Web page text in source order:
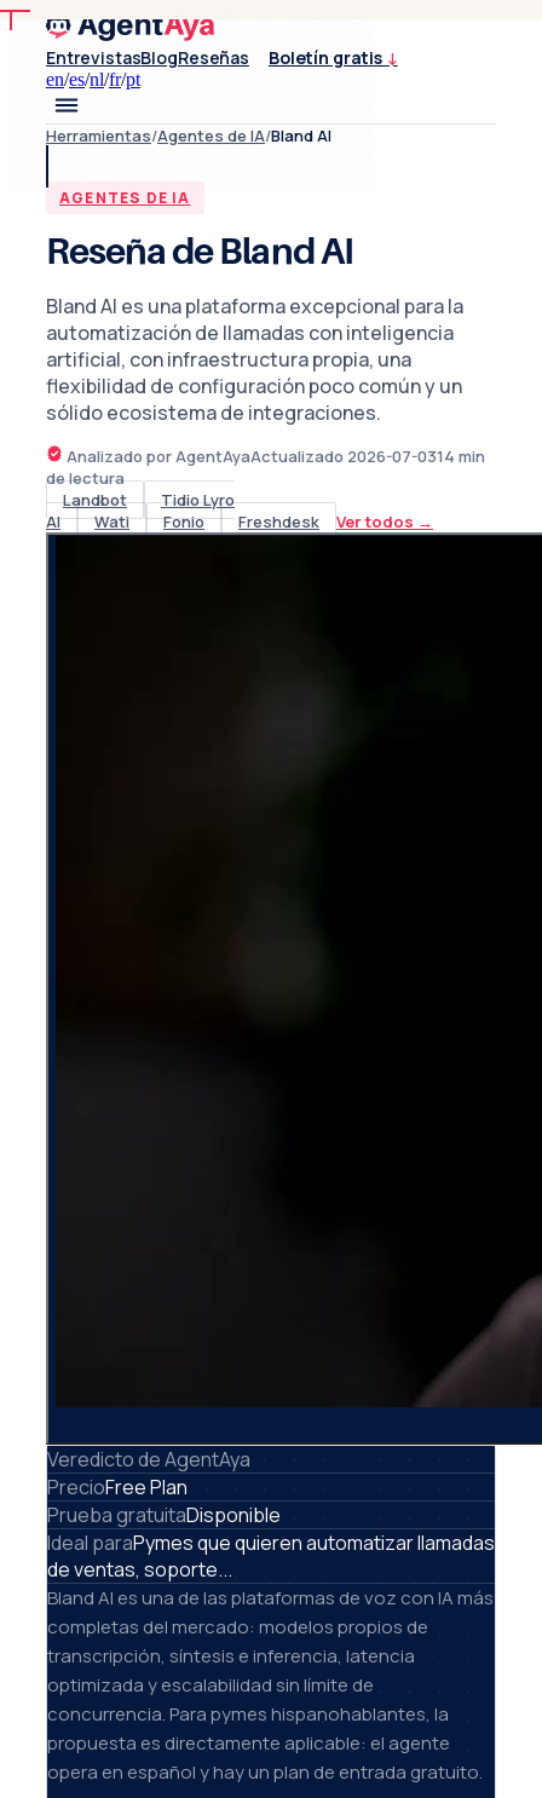
EntrevistasBlogReseñas Boletín gratis ↓
en/es/nl/fr/pt
Herramientas/Agentes de IA/Bland AI
AGENTES DE IA
Reseña de Bland AI
Bland AI es una plataforma excepcional para la
automatización de llamadas con inteligencia
artificial, con infraestructura propia, una
flexibilidad de configuración poco común y un
sólido ecosistema de integraciones.
Analizado por AgentAyaActualizado 2026-07-0314 min
de lectura
Landbot
Tidio Lyro
AI
Wati Fonio Freshdesk Ver todos →
Veredicto de AgentAya
PrecioFree Plan
Prueba gratuitaDisponible
Ideal paraPymes que quieren automatizar llamadas
de ventas, soporte...
Bland AI es una de las plataformas de voz con IA más
completas del mercado: modelos propios de
transcripción, síntesis e inferencia, latencia
optimizada y escalabilidad sin límite de
concurrencia. Para pymes hispanohablantes, la
propuesta es directamente aplicable: el agente
opera en español y hay un plan de entrada gratuito.